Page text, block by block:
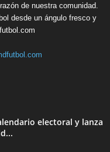
de nuestra comunidad.
desde un ángulo fresco y
electoral y lanza